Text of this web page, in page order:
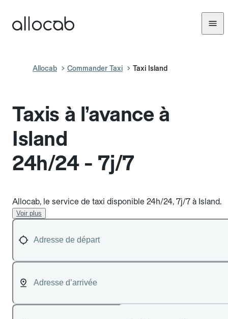
Allocab Commander Taxi Taxi Island
Taxis à l’avance à
Island
24h/24 - 7j/7
Allocab, le service de taxi disponible 24h/24, 7j/7 à Island.
Voir plus